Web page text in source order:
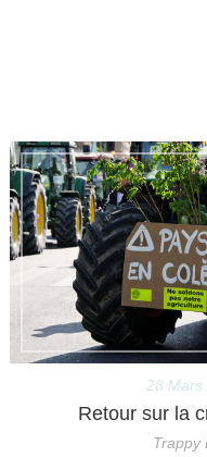
28 Mars
Retour sur la
Trappy